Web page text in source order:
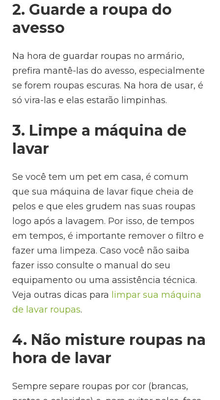
2. Guarde a roupa do
avesso
Na hora de guardar roupas no armário,
prefira mantê-las do avesso, especialmente
se forem roupas escuras. Na hora de usar, é
só vira-las e elas estarão limpinhas.
3. Limpe a máquina de
lavar
Se você tem um pet em casa, é comum
que sua máquina de lavar fique cheia de
pelos e que eles grudem nas suas roupas
logo após a lavagem. Por isso, de tempos
em tempos, é importante remover o filtro e
fazer uma limpeza. Caso você não saiba
fazer isso consulte o manual do seu
equipamento ou uma assistência técnica.
Veja outras dicas para limpar sua máquina
de lavar roupas.
4. Não misture roupas na
hora de lavar
Sempre separe roupas por cor (brancas,